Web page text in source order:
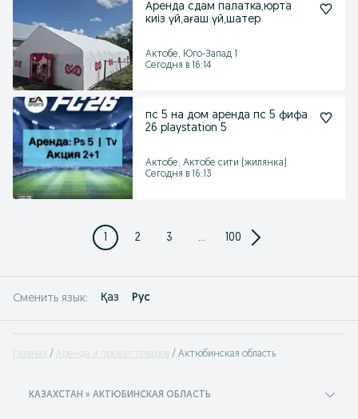
Аренда сдам палатка,юрта
киіз үй,ағаш үй,шатер
Актобе, Юго-Запад 1
Сегодня в 16:14
пс 5 на дом аренда пс 5 фифа
26 playstation 5
Актобе, Актобе сити (жилянка)
Сегодня в 16:13
1 2 3 ... 100
Сменить язык: Қаз Рус
Главная Аренда и прокат товаров Актюбинская область
КАЗАХСТАН » АКТЮБИНСКАЯ ОБЛАСТЬ